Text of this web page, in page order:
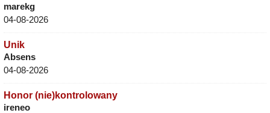
marekg
04-08-2026
Unik
Absens
04-08-2026
Honor (nie)kontrolowany
ireneo